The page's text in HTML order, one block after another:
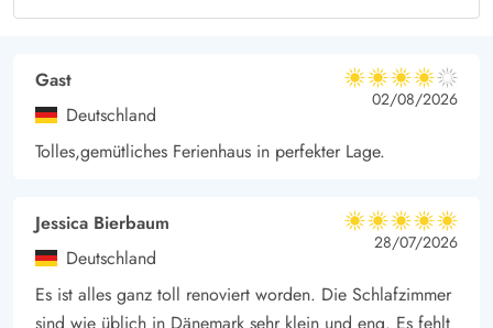
Gast
Deutschland
4 von 5
4 von 5
4 out of 5
02/08/2026
Tolles,gemütliches Ferienhaus in perfekter Lage.
Jessica Bierbaum
Deutschland
5 von 5
5 von 5
5 out of 5
28/07/2026
Es ist alles ganz toll renoviert worden. Die Schlafzimmer
sind wie üblich in Dänemark sehr klein und eng. Es fehlt